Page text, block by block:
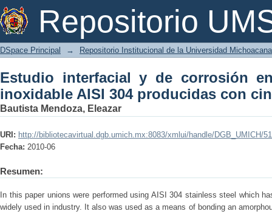
Repositorio
Estudio interfacial y de corrosión
producidas con cintas amorfas
DSpace Principal → Repositorio Institucional de la Universidad
Estudio interfacial y de corrosión
inoxidable AISI 304 producidas con
Bautista Mendoza, Eleazar
URI: http://bibliotecavirtual.dgb.umich.mx:8083/xmlui/handle/DGB_UMICH/
Fecha: 2010-06
Resumen:
In this paper unions were performed using AISI 304 stainless steel which
widely used in industry. It also was used as a means of bonding an